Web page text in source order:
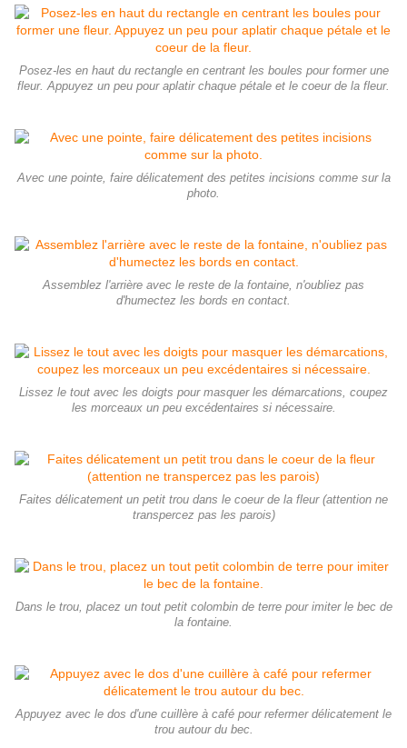
Posez-les en haut du rectangle en centrant les boules pour former une
fleur. Appuyez un peu pour aplatir chaque pétale et le coeur de la fleur.
Avec une pointe, faire délicatement des petites incisions comme sur la
photo.
Assemblez l'arrière avec le reste de la fontaine, n'oubliez pas
d'humectez les bords en contact.
Lissez le tout avec les doigts pour masquer les démarcations, coupez
les morceaux un peu excédentaires si nécessaire.
Faites délicatement un petit trou dans le coeur de la fleur (attention ne
transpercez pas les parois)
Dans le trou, placez un tout petit colombin de terre pour imiter le bec de
la fontaine.
Appuyez avec le dos d'une cuillère à café pour refermer délicatement le
trou autour du bec.